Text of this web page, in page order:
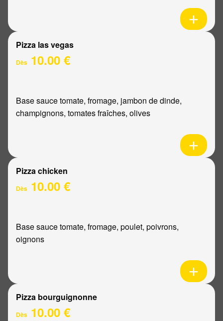
Pizza las vegas
Dès 10.00 €
Base sauce tomate, fromage, jambon de dinde,
champignons, tomates fraîches, olives
Pizza chicken
Dès 10.00 €
Base sauce tomate, fromage, poulet, poivrons,
oignons
Pizza bourguignonne
Dès 10.00 €